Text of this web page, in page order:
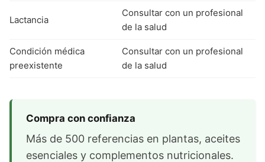
Lactancia
Consultar con un profesional
de la salud
Condición médica
preexistente
Consultar con un profesional
de la salud
Compra con confianza
Más de 500 referencias en plantas, aceites
esenciales y complementos nutricionales.